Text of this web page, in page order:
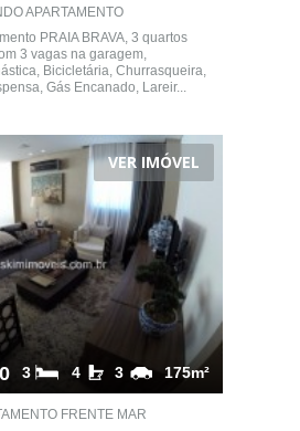
APARTAMENTO
PRAIA BRAVA, 3 quartos
3 vagas na garagem,
Bicicletária, Churrasqueira,
Gás Encanado, Lareir...
VER IMÓVEL
175m²
3
4
3
FRENTE MAR